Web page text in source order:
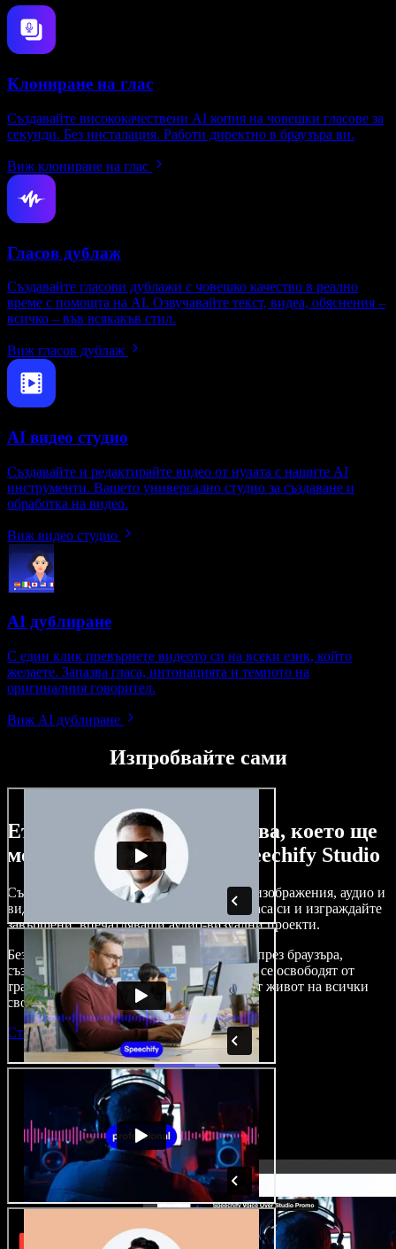
Клониране на глас
Създавайте висококачествени AI копия на човешки гласове за
секунди. Без инсталация. Работи директно в браузъра ви.
Виж клониране на глас
Гласов дублаж
Създавайте гласови дублажи с човешко качество в реално
време с помощта на AI. Озвучавайте текст, видеа, обяснения –
всичко – във всякакъв стил.
Виж гласов дублаж
AI видео студио
Създавайте и редактирайте видео от нулата с нашите AI
инструменти. Вашето универсално студио за създаване и
обработка на видео.
Виж видео студио
AI дублиране
С един клик превърнете видеото си на всеки език, който
желаете. Запазва гласа, интонацията и темпото на
оригиналния говорител.
Виж AI дублиране
Изпробвайте сами
Ето само малка част от това, което ще
можете да правите със Speechify Studio
Създавайте дублажи, добавяйте стокови изображения, аудио и
видео без авторски права, клонирайте гласа си и изграждайте
завършени, впечатляващи аудио-визуални проекти.
Без крива на обучение и с достъп изцяло през браузъра,
създателите на съдържание вече могат да се освободят от
традиционните ограничения и да вдъхнат живот на всички
свои креативни идеи.
Стартирай Studio